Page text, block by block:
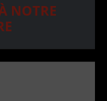
NOTRE